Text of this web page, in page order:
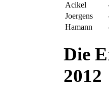
Acikel
Joergens
Hamann
Die
2012